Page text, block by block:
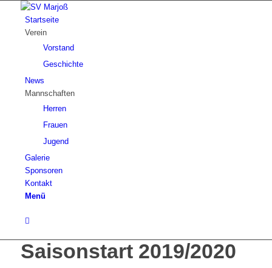
Startseite
Verein
Vorstand
Geschichte
News
Mannschaften
Herren
Frauen
Jugend
Galerie
Sponsoren
Kontakt
Menü
Saisonstart 2019/2020